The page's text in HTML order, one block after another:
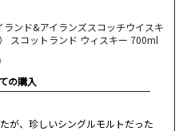
ランド&アイランズスコッチウイスキ
スコットランド ウィスキー 700ml
の購入
が、珍しいシングルモルトだった